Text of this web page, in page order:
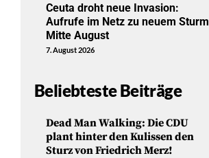
Ceuta droht neue Invasion:
Aufrufe im Netz zu neuem Sturm
Mitte August
7. August 2026
Beliebteste Beiträge
Dead Man Walking: Die CDU
plant hinter den Kulissen den
Sturz von Friedrich Merz!